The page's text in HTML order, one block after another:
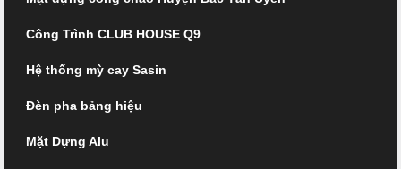
Công Trình CLUB HOUSE Q9
Hệ thống mỳ cay Sasin
Đèn pha bảng hiệu
Mặt Dựng Alu